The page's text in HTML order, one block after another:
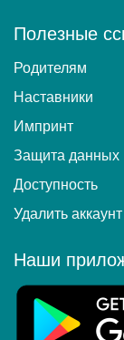
Полезные
Родителям
Наставники
Импринт
Защита данных
Доступность
Удалить
Наши